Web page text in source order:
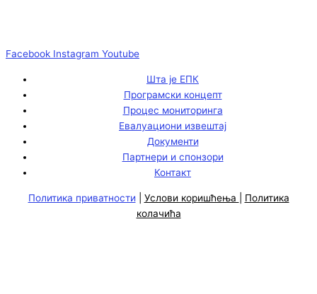
Facebook Instagram Youtube
Шта је ЕПК
Програмски концепт
Процес мониторинга
Евалуациони извештај
Документи
Партнери и спонзори
Контакт
Политика приватности Услови коришћења
Политика
колачића